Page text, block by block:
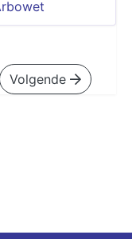
Volgende